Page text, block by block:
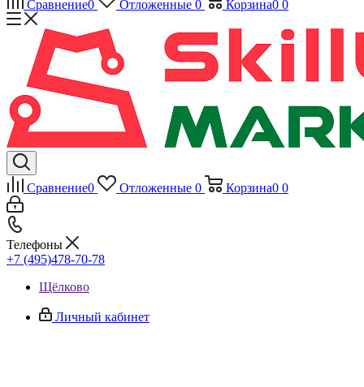
Сравнение0 Отложенные 0 Корзина0 0
Сравнение0 Отложенные 0 Корзина0 0
Телефоны
+7 (495)478-70-78
Щёлково
Личный кабинет